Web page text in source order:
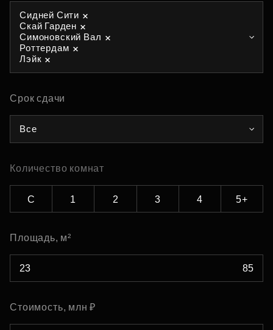
Сидней Сити
Скай Гарден
Симоновский Вал
Роттердам
Лэйк
Срок сдачи
Все
Количество комнат
С 1 2 3 4 5+
Площадь, м²
Стоимость, млн ₽